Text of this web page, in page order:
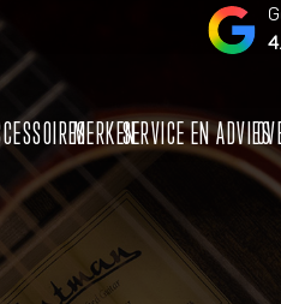
MERKENSERVICE EN ADVIES